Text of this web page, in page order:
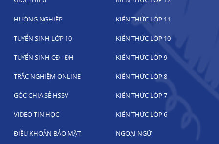
HƯỚNG NGHIỆP KIẾN THỨC LỚP 11
TUYỂN SINH LỚP 10 KIẾN THỨC LỚP 10
TUYỂN SINH CĐ - ĐH KIẾN THỨC LỚP 9
TRẮC NGHIỆM ONLINE KIẾN THỨC LỚP 8
GÓC CHIA SẺ HSSV KIẾN THỨC LỚP 7
VIDEO TIN HỌC KIẾN THỨC LỚP 6
ĐIỀU KHOẢN BẢO MẬT NGOẠI NGỮ